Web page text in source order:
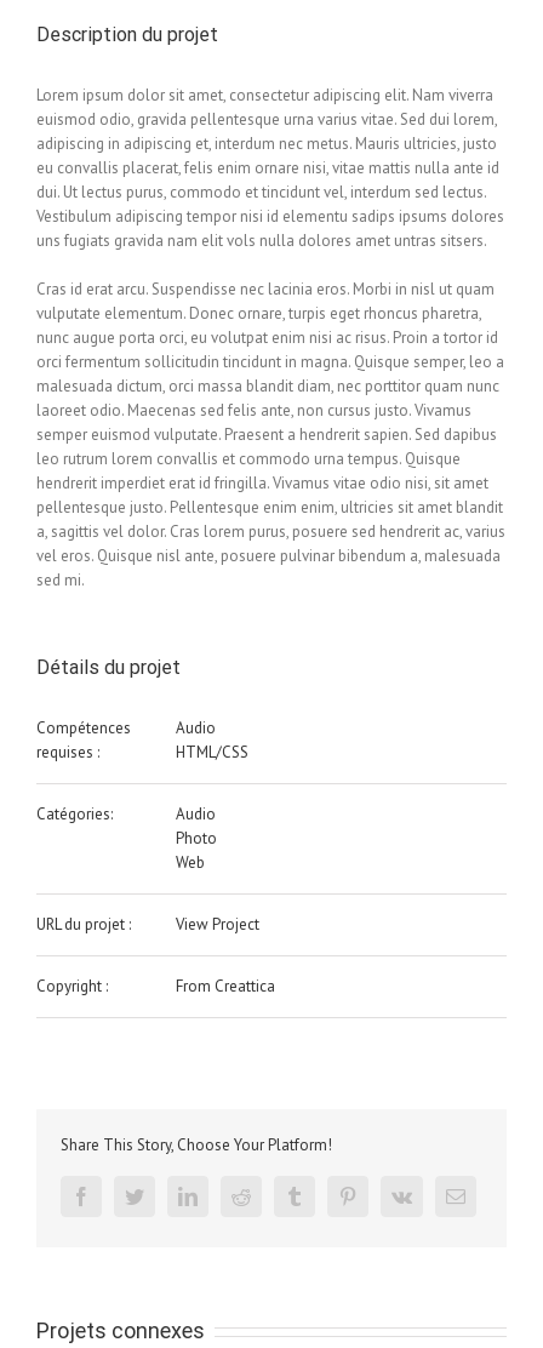
Description du projet
Lorem ipsum dolor sit amet, consectetur adipiscing elit. Nam viverra
euismod odio, gravida pellentesque urna varius vitae. Sed dui lorem,
adipiscing in adipiscing et, interdum nec metus. Mauris ultricies, justo
eu convallis placerat, felis enim ornare nisi, vitae mattis nulla ante id
dui. Ut lectus purus, commodo et tincidunt vel, interdum sed lectus.
Vestibulum adipiscing tempor nisi id elementu sadips ipsums dolores
uns fugiats gravida nam elit vols nulla dolores amet untras sitsers.
Cras id erat arcu. Suspendisse nec lacinia eros. Morbi in nisl ut quam
vulputate elementum. Donec ornare, turpis eget rhoncus pharetra,
nunc augue porta orci, eu volutpat enim nisi ac risus. Proin a tortor id
orci fermentum sollicitudin tincidunt in magna. Quisque semper, leo a
malesuada dictum, orci massa blandit diam, nec porttitor quam nunc
laoreet odio. Maecenas sed felis ante, non cursus justo. Vivamus
semper euismod vulputate. Praesent a hendrerit sapien. Sed dapibus
leo rutrum lorem convallis et commodo urna tempus. Quisque
hendrerit imperdiet erat id fringilla. Vivamus vitae odio nisi, sit amet
pellentesque justo. Pellentesque enim enim, ultricies sit amet blandit
a, sagittis vel dolor. Cras lorem purus, posuere sed hendrerit ac, varius
vel eros. Quisque nisl ante, posuere pulvinar bibendum a, malesuada
sed mi.
Détails du projet
Compétences
requises :
Audio
HTML/CSS
Catégories:
Audio
Photo
Web
URL du projet : View Project
Copyright : From Creattica
Share This Story, Choose Your Platform!
facebooktwitter linkedinreddit tumblr pinterestvk Email
Projets connexes